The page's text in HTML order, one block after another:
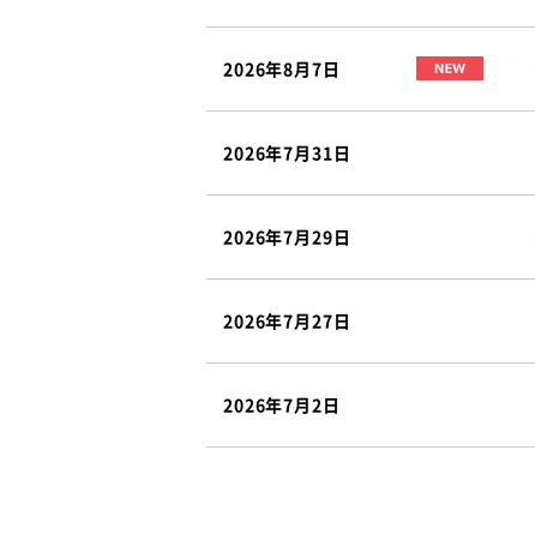
2026年8月7日
2026年7月31日
2026年7月29日
2026年7月27日
2026年7月2日